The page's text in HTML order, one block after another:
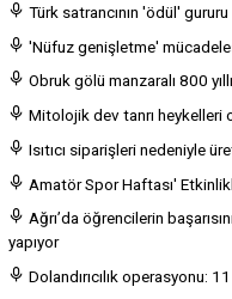
Türk satrancının 'ödül' gururu
'Nüfuz genişletme'
Obruk gölü manzaralı 800
Mitolojik dev tanrı heykelleri
Isıtıcı siparişleri nedeniyle
Amatör Spor Haftası'
Ağrı’da öğrencilerin
yapıyor
Dolandırıcılık operasyonu: